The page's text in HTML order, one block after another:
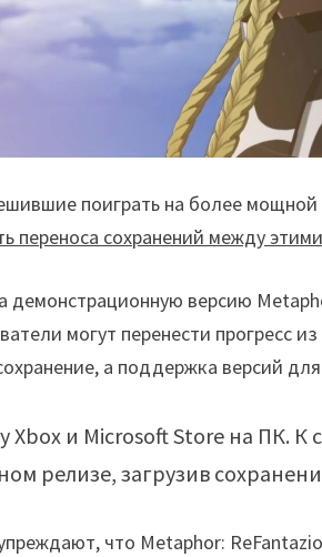
поиграть на более
переноса сохранений между
демонстрационную версию
могут перенести прогресс
а поддержка версий
и Microsoft Store на ПК.
релизе, загрузив
что Metaphor: